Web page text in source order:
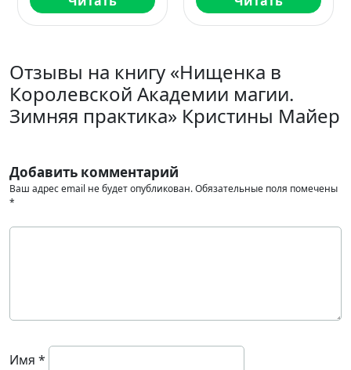
Отзывы на книгу «Нищенка в
Королевской Академии магии.
Зимняя практика» Кристины Майер
Добавить комментарий
Ваш адрес email не будет опубликован.Обязательные поля помечены
*
Имя *